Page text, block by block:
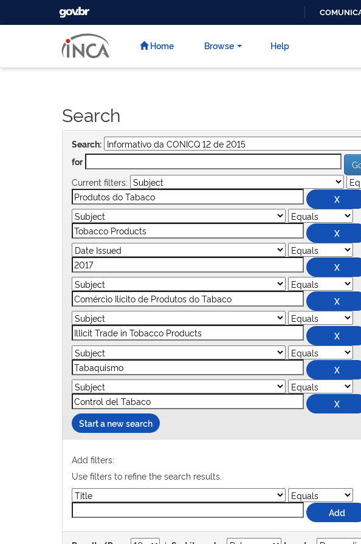
GOVBR
Home Browse Help
Search
Search:
for
Current filters:
Start a new search
Add filters:
Use filters to refine the search results.